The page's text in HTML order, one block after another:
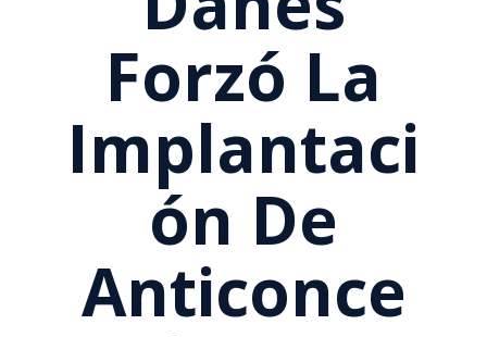
Forzó La
Implantaci
Ón De
Anticonce